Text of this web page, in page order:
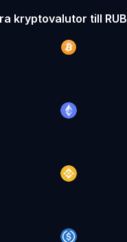
kryptovalutor till RUB